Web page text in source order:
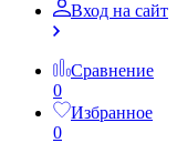
Вход на сайт
Сравнение
0
Избранное
0